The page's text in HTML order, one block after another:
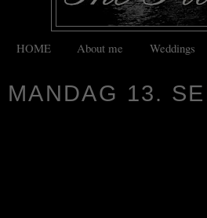
HOME About me Weddings
MANDAG 13.